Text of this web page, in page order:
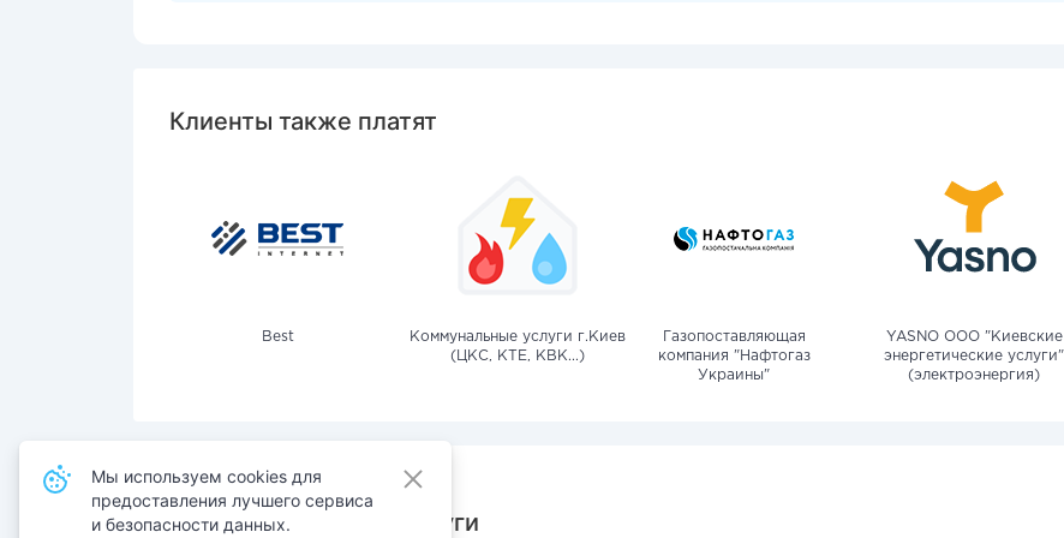
Клиенты также платят
Best
Коммунальные услуги г.Киев
(ЦКС, КТЕ, КВК...)
Газопоставляющая
компания "Нафтогаз
Украины"
YASNO OOO "Киевские
энергетические услуги"
(электроэнергия)
Также оплачивают услуги
Мы используем cookies для
предоставления лучшего сервиса
и безопасности данных.